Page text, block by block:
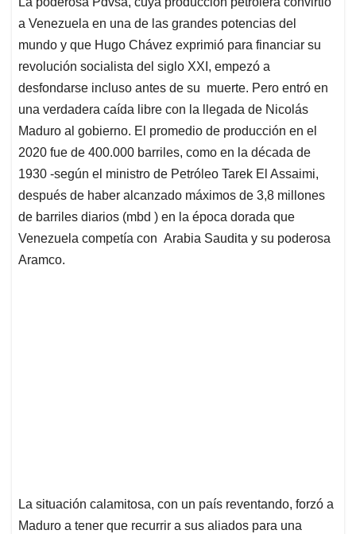
s
A
p
p
b
o
o
k
e
d
I
n
l
a
d
s
a Venezuela en una de las grandes potencias del
mundo y que Hugo Chávez exprimió para financiar su
revolución socialista del siglo XXI, empezó a
desfondarse incluso antes de su muerte. Pero entró en
una verdadera caída libre con la llegada de Nicolás
Maduro al gobierno. El promedio de producción en el
2020 fue de 400.000 barriles, como en la década de
1930 -según el ministro de Petróleo Tarek El Assaimi,
después de haber alcanzado máximos de 3,8 millones
de barriles diarios (mbd ) en la época dorada que
Venezuela competía con Arabia Saudita y su poderosa
Aramco.
La situación calamitosa, con un país reventando, forzó a
Maduro a tener que recurrir a sus aliados para una